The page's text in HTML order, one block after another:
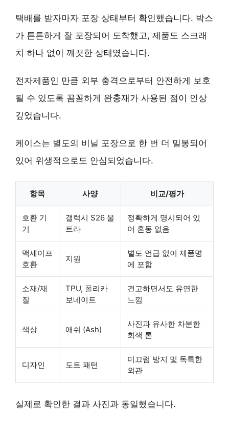
택배를 받자마자 포장 상태부터 확인했습니다. 박스
가 튼튼하게 잘 포장되어 도착했고, 제품도 스크래
치 하나 없이 깨끗한 상태였습니다.
전자제품인 만큼 외부 충격으로부터 안전하게 보호
될 수 있도록 꼼꼼하게 완충재가 사용된 점이 인상
깊었습니다.
케이스는 별도의 비닐 포장으로 한 번 더 밀봉되어
있어 위생적으로도 안심되었습니다.
항목 사양 비교/평가
호환 기
기
갤럭시 S26 울
트라
정확하게 명시되어 있
어 혼동 없음
맥세이프
호환
지원
별도 언급 없이 제품명
에 포함
소재/재
질
TPU, 폴리카
보네이트
견고하면서도 유연한
느낌
색상 애쉬 (Ash)
사진과 유사한 차분한
회색 톤
디자인 도트 패턴
미끄럼 방지 및 독특한
외관
실제로 확인한 결과 사진과 동일했습니다.